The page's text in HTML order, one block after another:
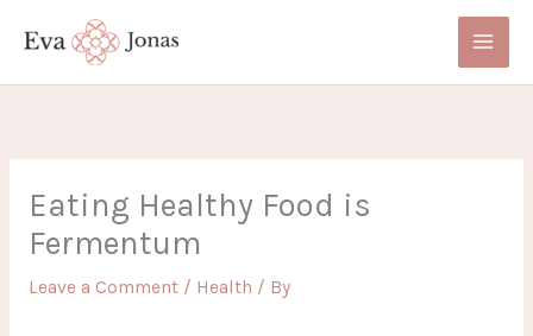
Eating Healthy Food is
Fermentum
Leave a Comment / Health / By